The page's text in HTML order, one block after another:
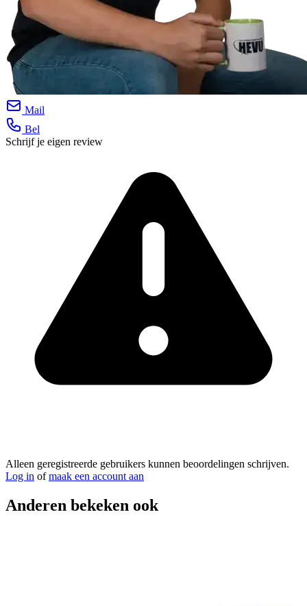
Mail
Bel
Schrijf je eigen review
Alleen geregistreerde gebruikers kunnen beoordelingen schrijven.
Log in ofmaak een account aan
Anderen bekeken ook